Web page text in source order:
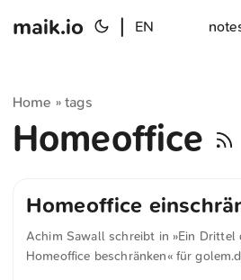
maik.io EN
Home »tags
Homeoffice
Homeoffice
Achim Sawall schreibt in »Ein Drittel
Homeoffice beschränken« für